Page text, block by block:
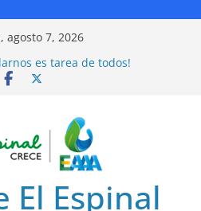
agosto 7, 2026
es tarea de todos!
2025
de Cuentas 2025
El Espinal